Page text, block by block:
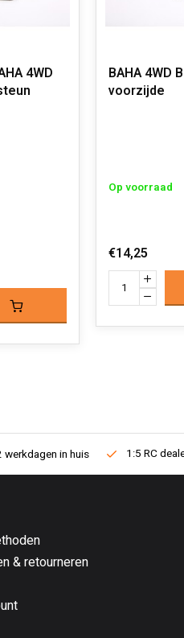
4WD
BAHA 4WD
voorzijde
Op voorraad
€14,25
werkdagen in huis 1:5 RC
& retourneren